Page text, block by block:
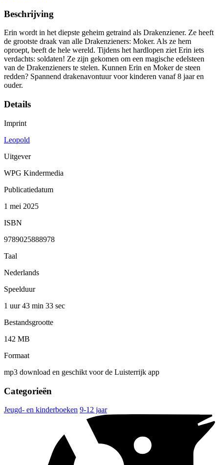
Beschrijving
Erin wordt in het diepste geheim getraind als Drakenziener. Ze heeft
de grootste draak van alle Drakenzieners: Moker. Als ze hem
oproept, beeft de hele wereld. Tijdens het hardlopen ziet Erin iets
verdachts: soldaten! Ze zijn gekomen om een magische edelsteen
van de Drakenzieners te stelen. Kunnen Erin en Moker de steen
redden? Spannend drakenavontuur voor kinderen vanaf 8 jaar en
ouder.
Details
Imprint
Leopold
Uitgever
WPG Kindermedia
Publicatiedatum
1 mei 2025
ISBN
9789025888978
Taal
Nederlands
Speelduur
1 uur 43 min 33 sec
Bestandsgrootte
142 MB
Formaat
mp3 download en geschikt voor de Luisterrijk app
Categorieën
Jeugd- en kinderboeken 9-12 jaar